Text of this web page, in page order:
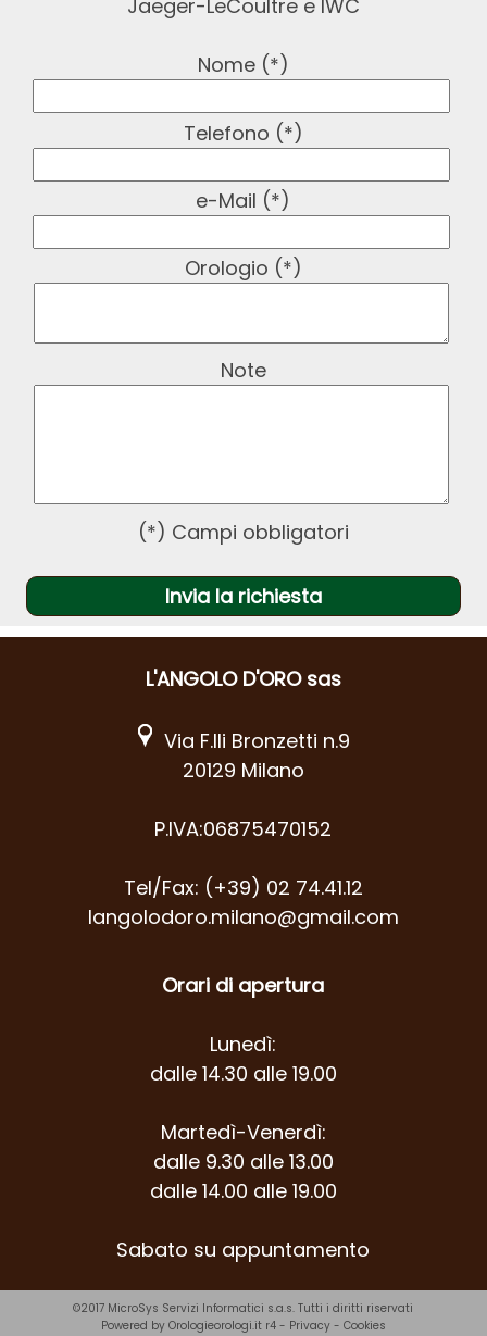
Jaeger-LeCoultre e IWC
Nome (*)
Telefono (*)
e-Mail (*)
Orologio (*)
Note
(*) Campi obbligatori
L'ANGOLO D'ORO sas
Via F.lli Bronzetti n.9
20129 Milano
P.IVA:06875470152
Tel/Fax: (+39) 02 74.41.12
langolodoro.milano@gmail.com
Orari di apertura
Lunedì:
dalle 14.30 alle 19.00
Martedì-Venerdì:
dalle 9.30 alle 13.00
dalle 14.00 alle 19.00
Sabato su appuntamento
©2017 MicroSys Servizi Informatici s.a.s. Tutti i diritti riservati
Powered by Orologieorologi.it r4- Privacy- Cookies